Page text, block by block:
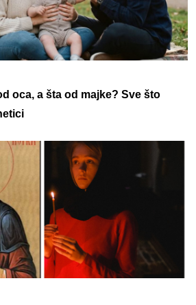
oca, a šta od majke? Sve što